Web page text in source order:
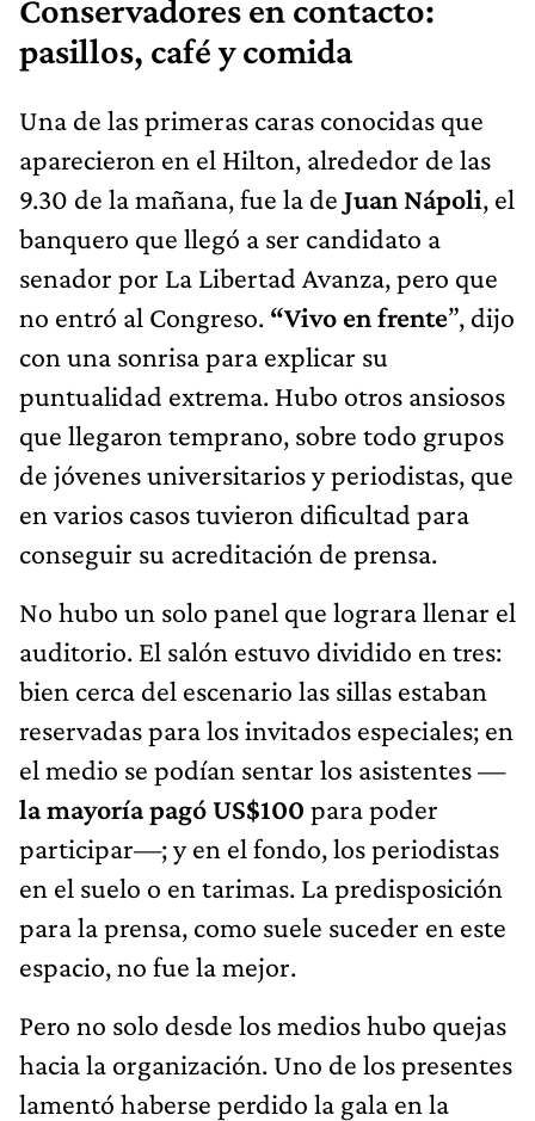
Conservadores en contacto:
pasillos, café y comida
Una de las primeras caras conocidas que
aparecieron en el Hilton, alrededor de las
9.30 de la mañana, fue la de Juan Nápoli, el
banquero que llegó a ser candidato a
senador por La Libertad Avanza, pero que
no entró al Congreso. “Vivo en frente”, dijo
con una sonrisa para explicar su
puntualidad extrema. Hubo otros ansiosos
que llegaron temprano, sobre todo grupos
de jóvenes universitarios y periodistas, que
en varios casos tuvieron dificultad para
conseguir su acreditación de prensa.
No hubo un solo panel que lograra llenar el
auditorio. El salón estuvo dividido en tres:
bien cerca del escenario las sillas estaban
reservadas para los invitados especiales; en
el medio se podían sentar los asistentes —
la mayoría pagó US$100 para poder
participar—; y en el fondo, los periodistas
en el suelo o en tarimas. La predisposición
para la prensa, como suele suceder en este
espacio, no fue la mejor.
Pero no solo desde los medios hubo quejas
hacia la organización. Uno de los presentes
lamentó haberse perdido la gala en la